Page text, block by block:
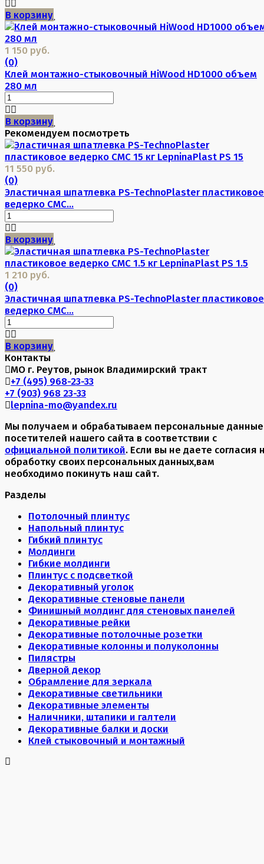
В корзину
1 150 руб.
(0)
Клей монтажно-стыковочный HiWood HD1000 объем
280 мл
В корзину
Рекомендуем посмотреть
11 550 руб.
(0)
Эластичная шпатлевка PS-TechnoPlaster пластиковое
ведерко CMC...
В корзину
1 210 руб.
(0)
Эластичная шпатлевка PS-TechnoPlaster пластиковое
ведерко CMC...
В корзину
Контакты
МО г. Реутов, рынок Владимирский тракт
+7 (495) 968-23-33
+7 (903) 968 23-33
lepnina-mo@yandex.ru
Мы получаем и обрабатываем персональные данные
посетителей нашего сайта в соответствии с
официальной политикой. Если вы не даете согласия
обработку своих персональных данных,вам
необходимо покинуть наш сайт.
Разделы
Потолочный плинтус
Напольный плинтус
Гибкий плинтус
Молдинги
Гибкие молдинги
Плинтус с подсветкой
Декоративный уголок
Декоративные стеновые панели
Финишный молдинг для стеновых панелей
Декоративные рейки
Декоративные потолочные розетки
Декоративные колонны и полуколонны
Пилястры
Дверной декор
Обрамление для зеркала
Декоративные светильники
Декоративные элементы
Наличники, штапики и галтели
Декоративные балки и доски
Клей стыковочный и монтажный